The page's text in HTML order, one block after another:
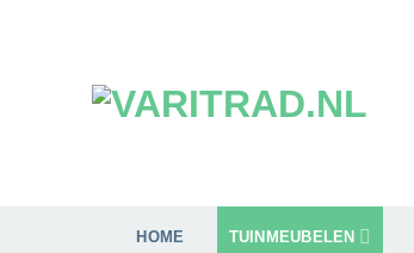
HOME TUINMEUBELEN